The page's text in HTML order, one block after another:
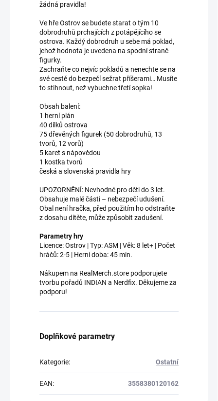
žádná pravidla!
Ve hře Ostrov se budete starat o tým 10
dobrodruhů prchajících z potápějícího se
ostrova. Každý dobrodruh u sebe má poklad,
jehož hodnota je uvedena na spodní straně
figurky.
Zachraňte co nejvíc pokladů a nenechte se na
své cestě do bezpečí sežrat příšerami… Musíte
to stihnout, než vybuchne třetí sopka!
Obsah balení:
1 herní plán
40 dílků ostrova
75 dřevěných figurek (50 dobrodruhů, 13
tvorů, 12 vorů)
5 karet s nápovědou
1 kostka tvorů
česká a slovenská pravidla hry
UPOZORNĚNÍ: Nevhodné pro děti do 3 let.
Obsahuje malé části – nebezpečí udušení.
Obal není hračka, před použitím ho odstraňte
z dosahu dítěte, může způsobit zadušení.
Parametry hry
Licence: Ostrov | Typ: ASM | Věk: 8 let+ | Počet
hráčů: 2-5 | Herní doba: 45 min.
Nákupem na RealMerch.store podporujete
tvorbu pořadů INDIAN a Nerdfix. Děkujeme za
podporu!
Doplňkové parametry
Kategorie: Ostatní
EAN: 3558380120162